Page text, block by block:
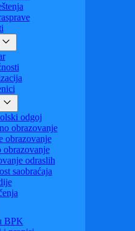
i oglasi
odgoj
obrazovanje
obrazovanje
odraslih
saobraćaja